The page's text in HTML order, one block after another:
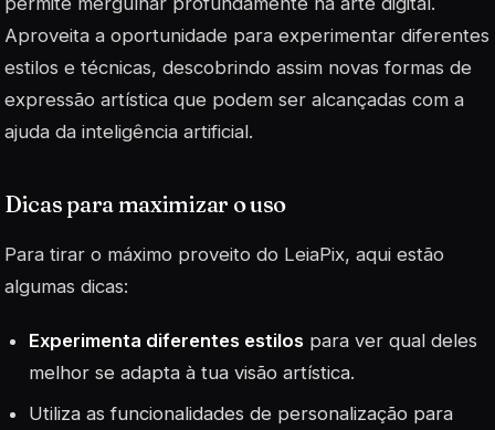
Aproveita a oportunidade para experimentar diferentes
estilos e técnicas, descobrindo assim novas formas de
expressão artística que podem ser alcançadas com a
ajuda da inteligência artificial.
Dicas para maximizar o uso
Para tirar o máximo proveito do LeiaPix, aqui estão
algumas dicas:
Experimenta diferentes estilos para ver qual deles
melhor se adapta à tua visão artística.
Utiliza asfuncionalidades de personalização para